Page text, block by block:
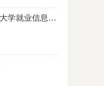
长沙理工大学就业信息网学生信息管理平台